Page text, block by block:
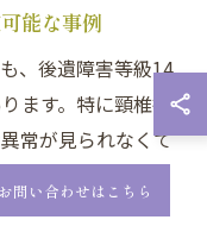
能な事例
、後遺障害等級14
ます。特に頸椎捻
常が見られなくて
は、適切な資料を
。
お問い合わせはこちら